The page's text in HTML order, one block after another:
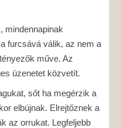
mindennapinak
furcsává válik, az nem a
műve. Az
üzenetet közvetít.
sőt ha megérzik a
elbújnak. Elrejtőznek a
az orrukat. Legfeljebb